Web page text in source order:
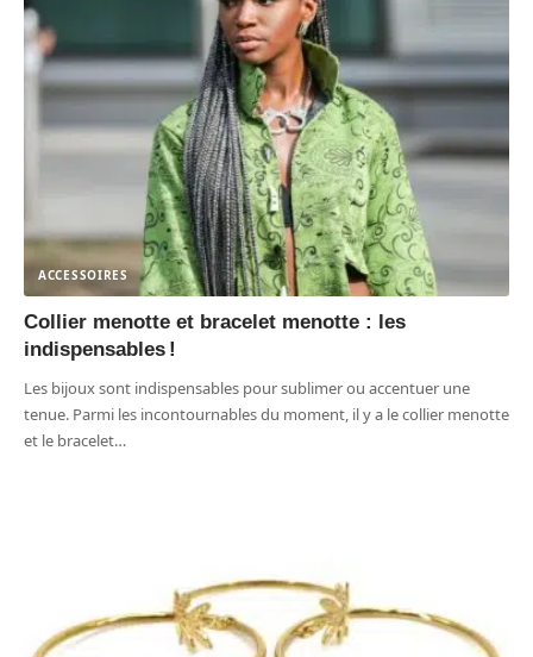
ACCESSOIRES
Collier menotte et bracelet menotte : les
indispensables !
Les bijoux sont indispensables pour sublimer ou accentuer une
tenue. Parmi les incontournables du moment, il y a le collier menotte
et le bracelet…